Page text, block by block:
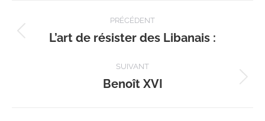
Navigation
article
PRÉCÉDENT
Article
:
L’art de résister des Libanais :
SUIVANT
Article
Benoît XVI